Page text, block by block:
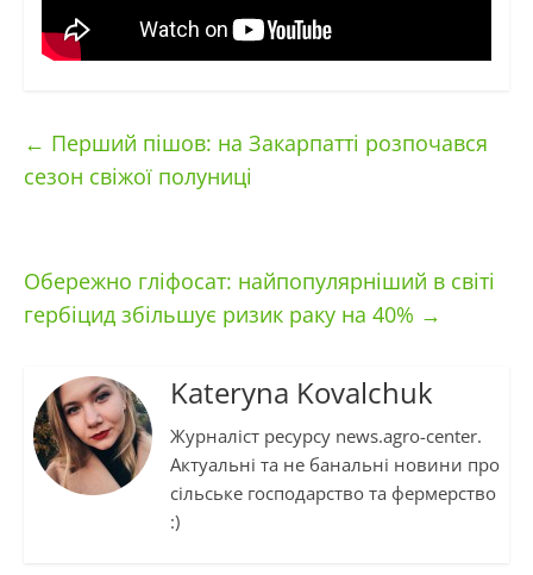
← Перший пішов: на Закарпатті розпочався
сезон свіжої полуниці
Обережно гліфосат: найпопулярніший в світі
гербіцид збільшує ризик раку на 40% →
Kateryna Kovalchuk
Журналіст ресурсу news.agro-center.
Актуальні та не банальні новини про
сільське господарство та фермерство
:)